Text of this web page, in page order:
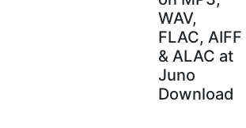
WAV,
FLAC, AIFF
& ALAC at
Juno
Download